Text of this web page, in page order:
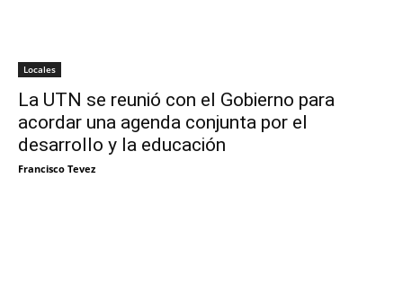
Locales
La UTN se reunió con el Gobierno para
acordar una agenda conjunta por el
desarrollo y la educación
Francisco Tevez